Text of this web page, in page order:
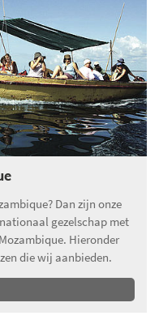
Dan zijn onze
gezelschap met
Hieronder
die wij aanbieden.